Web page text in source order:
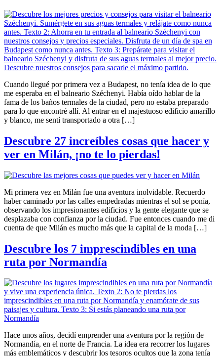
Cuando llegué por primera vez a Budapest, no tenía idea de lo que
me esperaba en el balneario Széchenyi. Había oído hablar de la
fama de los baños termales de la ciudad, pero no estaba preparado
para lo que encontré allí. Al entrar en el majestuoso edificio amarillo
y blanco, me sentí transportado a otra […]
Descubre 27 increíbles cosas que hacer y
ver en Milán, ¡no te lo pierdas!
Mi primera vez en Milán fue una aventura inolvidable. Recuerdo
haber caminado por las calles empedradas mientras el sol se ponía,
observando los impresionantes edificios y la gente elegante que se
desplazaba con confianza por la ciudad. Fue entonces cuando me di
cuenta de que Milán es mucho más que la capital de la moda […]
Descubre los 7 imprescindibles en una
ruta por Normandía
Hace unos años, decidí emprender una aventura por la región de
Normandía, en el norte de Francia. La idea era recorrer los lugares
más emblemáticos y descubrir los tesoros ocultos que la zona tenía